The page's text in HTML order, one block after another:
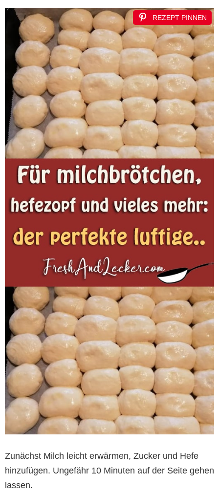
REZEPT PINNEN
Zunächst Milch leicht erwärmen, Zucker und Hefe
hinzufügen. Ungefähr 10 Minuten auf der Seite gehen
lassen.